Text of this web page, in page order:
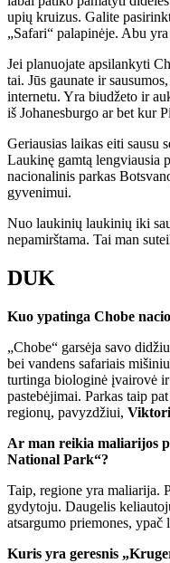
upių kruizus. Galite
„Safari“ palapinėje. Abu
Jei planuojate apsilankyti
tai. Jūs gaunate ir
internetu. Yra biudžeto ir
iš Johanesburgo ar bet kur
Geriausias laikas eiti sausu
Laukinę gamtą lengviausia
nacionalinis parkas
gyvenimui.
Nuo laukinių laukinių iki
nepamirštama. Tai man
DUK
Kuo ypatinga Chobe
„Chobe“ garsėja savo
bei vandens safariais
turtinga biologinė įvairovė ir
pastebėjimai. Parkas taip
regionų, pavyzdžiui,
Ar man reikia maliarijos
National Park“?
Taip, regione yra maliarija.
gydytoju. Daugelis
atsargumo priemones, ypač
Kuris yra geresnis